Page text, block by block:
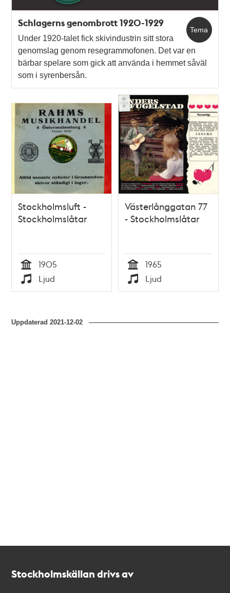
Tema
Schlagerns genombrott 1920-1929
Under 1920-talet fick skivindustrin sitt stora
genomslag genom resegrammofonen. Det var en
bärbar spelare som gick att använda i hemmet såväl
som i syrenbersån.
Stockholmsluft -
Stockholmslåtar
Tid
1905
Typ
Ljud
Västerlånggatan 77
- Stockholmslåtar
Tid
1965
Typ
Ljud
Uppdaterad2021-12-02
Stockholmskällan drivs av